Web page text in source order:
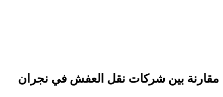
مقارنة بين شركات نقل العفش في نجران